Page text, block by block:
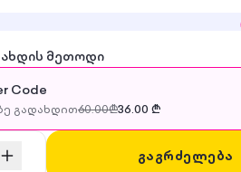
მეთოდი
Code
გადახდით60.00₾36.00 ₾
გაგრძელება